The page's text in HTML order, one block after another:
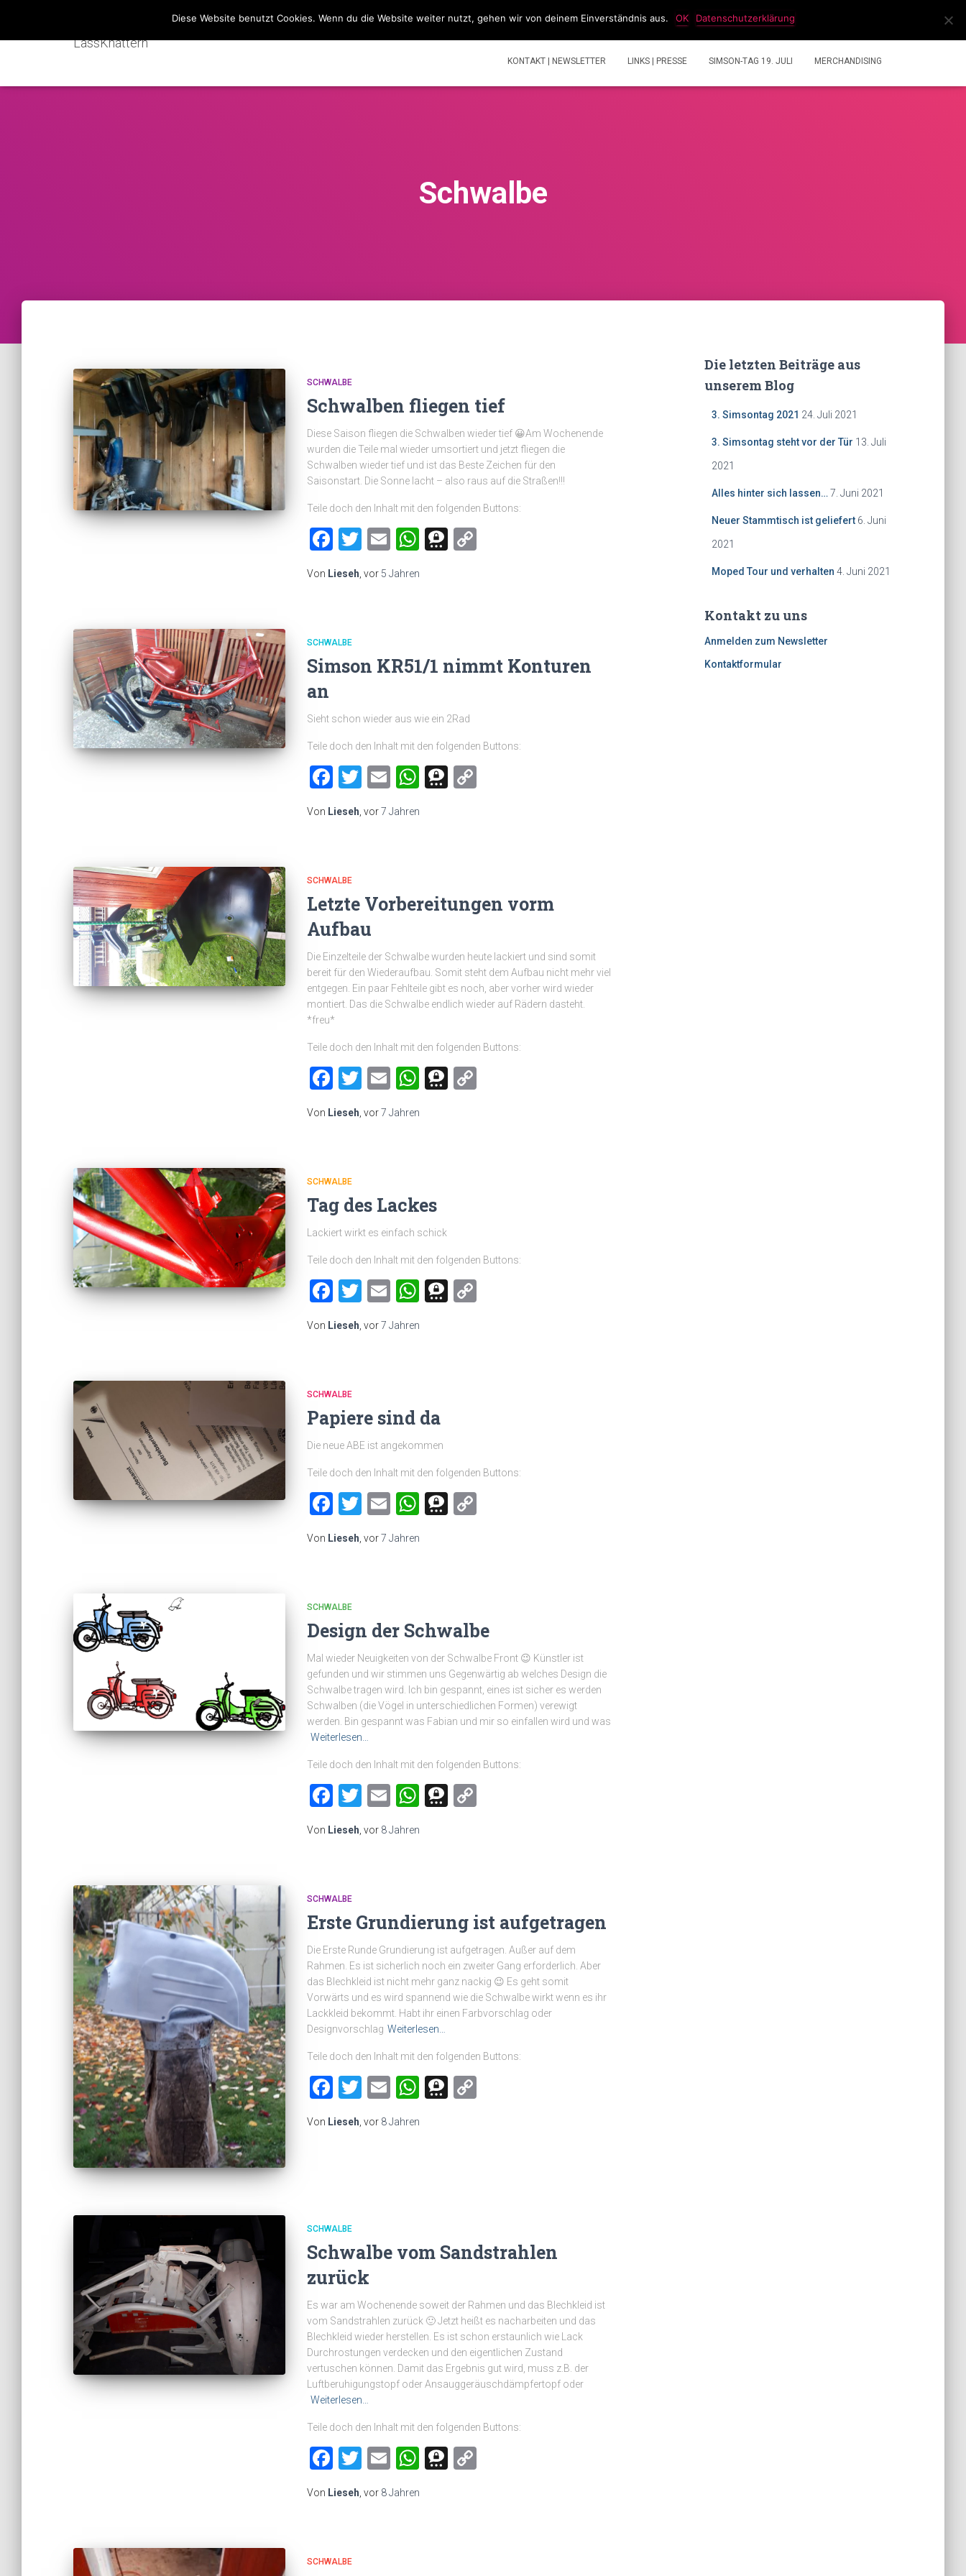
LassKnattern
SIMSONBLOG „LASS KNATTERN“ SIMSON TOUREN | VIDEOS 2 TAKT GEMISCHRECHNER
KONTAKT | NEWSLETTER LINKS | PRESSE SIMSON-TAG 19. JULI MERCHANDISING
Schwalbe
SCHWALBE
Schwalben fliegen tief
Diese Saison fliegen die Schwalben wieder tief 😀Am Wochenende
wurden die Teile mal wieder umsortiert und jetzt fliegen die
Schwalben wieder tief und ist das Beste Zeichen für den
Saisonstart. Die Sonne lacht – also raus auf die Straßen!!!
Teile doch den Inhalt mit den folgenden Buttons:
Facebook
Twitter
EmailWhatsApp
Threema
Von Lieseh , vor 5 Jahren
SCHWALBE
Simson KR51/1 nimmt Konturen
an
Sieht schon wieder aus wie ein 2Rad
Teile doch den Inhalt mit den folgenden Buttons:
Facebook
Twitter
EmailWhatsApp
Threema
Von Lieseh , vor7 Jahren
SCHWALBE
Letzte Vorbereitungen vorm
Aufbau
Die Einzelteile der Schwalbe wurden heute lackiert und sind somit
bereit für den Wiederaufbau. Somit steht dem Aufbau nicht mehr viel
entgegen. Ein paar Fehlteile gibt es noch, aber vorher wird wieder
montiert. Das die Schwalbe endlich wieder auf Rädern dasteht.
*freu*
Teile doch den Inhalt mit den folgenden Buttons:
Facebook
Twitter
EmailWhatsApp
Threema
Von Lieseh , vor7 Jahren
SCHWALBE
Tag des Lackes
Lackiert wirkt es einfach schick
Teile doch den Inhalt mit den folgenden Buttons:
Facebook
Twitter
EmailWhatsApp
Threema
Von Lieseh , vor7 Jahren
SCHWALBE
Papiere sind da
Die neue ABE ist angekommen
Teile doch den Inhalt mit den folgenden Buttons:
Facebook
Twitter
EmailWhatsApp
Threema
Von Lieseh , vor7 Jahren
SCHWALBE
Design der Schwalbe
Mal wieder Neuigkeiten von der Schwalbe Front 😉 Künstler ist
gefunden und wir stimmen uns Gegenwärtig ab welches Design die
Schwalbe tragen wird. Ich bin gespannt, eines ist sicher es werden
Schwalben (die Vögel in unterschiedlichen Formen) verewigt
werden. Bin gespannt was Fabian und mir so einfallen wird und was
Weiterlesen…
Teile doch den Inhalt mit den folgenden Buttons:
Facebook
Twitter
EmailWhatsApp
Threema
Von Lieseh , vor 8 Jahren
SCHWALBE
Erste Grundierung ist aufgetragen
Die Erste Runde Grundierung ist aufgetragen. Außer auf dem
Rahmen. Es ist sicherlich noch ein zweiter Gang erforderlich. Aber
das Blechkleid ist nicht mehr ganz nackig 😉 Es geht somit
Vorwärts und es wird spannend wie die Schwalbe wirkt wenn es ihr
Lackkleid bekommt. Habt ihr einen Farbvorschlag oder
Designvorschlag Weiterlesen…
Teile doch den Inhalt mit den folgenden Buttons:
Facebook
Twitter
EmailWhatsApp
Threema
Von Lieseh , vor 8 Jahren
SCHWALBE
Schwalbe vom Sandstrahlen
zurück
Es war am Wochenende soweit der Rahmen und das Blechkleid ist
vom Sandstrahlen zurück 🙂 Jetzt heißt es nacharbeiten und das
Blechkleid wieder herstellen. Es ist schon erstaunlich wie Lack
Durchrostungen verdecken und den eigentlichen Zustand
vertuschen können. Damit das Ergebnis gut wird, muss z.B. der
Luftberuhigungstopf oder Ansauggeräuschdämpfertopf oder
Weiterlesen…
Teile doch den Inhalt mit den folgenden Buttons:
Facebook
Twitter
EmailWhatsApp
Threema
Von Lieseh, vor 8 Jahren
SCHWALBE
Die letzten Beiträge aus
unserem Blog
3. Simsontag 2021 24. Juli 2021
3. Simsontag steht vor der Tür 13. Juli
2021
Alles hinter sich lassen… 7. Juni 2021
Neuer Stammtisch ist geliefert 6. Juni
2021
Moped Tour und verhalten 4. Juni 2021
Kontakt zu uns
Anmelden zum Newsletter
Kontaktformular
Diese Website benutzt Cookies. Wenn du die Website weiter nutzt, gehen wir von deinem Einverständnis aus. OK Datenschutzerklärung